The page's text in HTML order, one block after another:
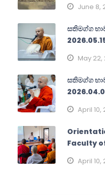
June 8,
සතිමග්ග
May 22,
සතිමග්ග
April 10,
Faculty
April 10,